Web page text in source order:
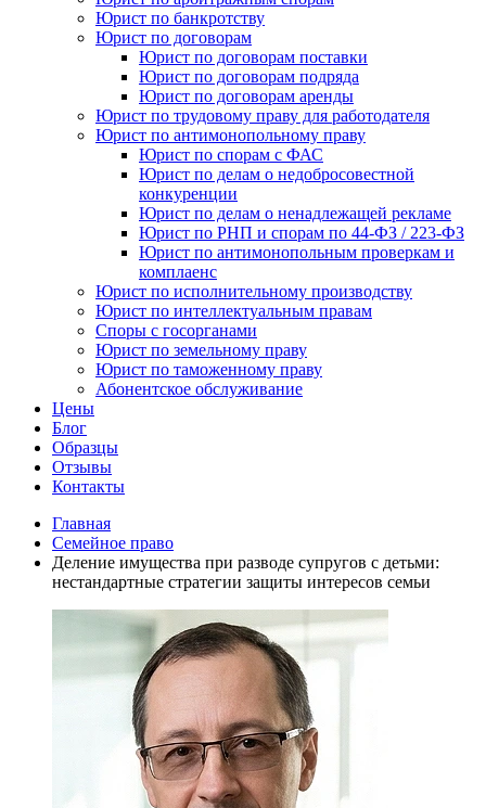
Юрист по банкротству
Юрист по договорам
Юрист по договорам поставки
Юрист по договорам подряда
Юрист по договорам аренды
Юрист по трудовому праву для работодателя
Юрист по антимонопольному праву
Юрист по спорам с ФАС
Юрист по делам о недобросовестной
конкуренции
Юрист по делам о ненадлежащей рекламе
Юрист по РНП и спорам по 44-ФЗ / 223-ФЗ
Юрист по антимонопольным проверкам и
комплаенс
Юрист по исполнительному производству
Юрист по интеллектуальным правам
Споры с госорганами
Юрист по земельному праву
Юрист по таможенному праву
Абонентское обслуживание
Цены
Блог
Образцы
Отзывы
Контакты
Главная
Семейное право
Деление имущества при разводе супругов с детьми:
нестандартные стратегии защиты интересов семьи